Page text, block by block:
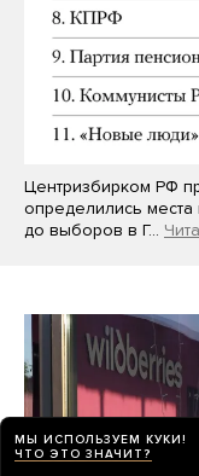
Центризбирком РФ
определились места
до выборов в Г…
МЫ ИСПОЛЬЗУЕМ КУКИ!
ЧТО ЭТО ЗНАЧИТ?